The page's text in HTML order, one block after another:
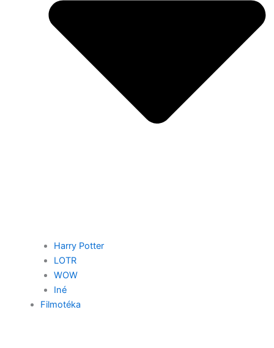
Harry Potter
LOTR
WOW
Iné
Filmotéka